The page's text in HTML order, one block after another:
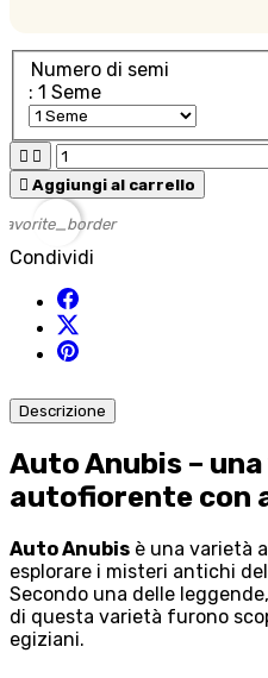
Numero di semi
: 1 Seme
 
 Aggiungi al carrello
favorite_border
Condividi
Descrizione
Auto Anubis –
autofiorente con
Auto Anubis è una varietà
esplorare i misteri antichi
Secondo una delle
di questa varietà furono
egiziani.